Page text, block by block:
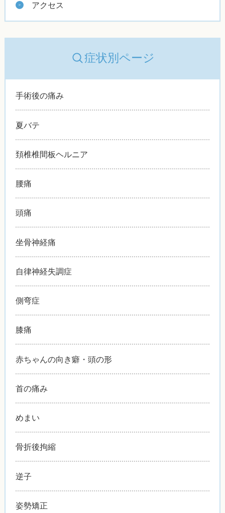
アクセス
症状別ページ
手術後の痛み
夏バテ
頚椎椎間板ヘルニア
腰痛
頭痛
坐骨神経痛
自律神経失調症
側弯症
膝痛
赤ちゃんの向き癖・頭の形
首の痛み
めまい
骨折後拘縮
逆子
姿勢矯正